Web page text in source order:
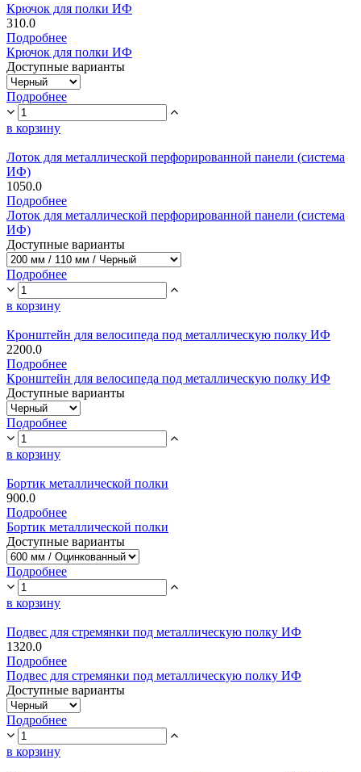
Крючок для полки ИФ
310.0
Подробнее
Крючок для полки ИФ
Доступные варианты
Подробнее
в корзину
Лоток для металлической перфорированной панели (система
ИФ)
1050.0
Подробнее
Лоток для металлической перфорированной панели (система
ИФ)
Доступные варианты
Подробнее
в корзину
Кронштейн для велосипеда под металлическую полку ИФ
2200.0
Подробнее
Кронштейн для велосипеда под металлическую полку ИФ
Доступные варианты
Подробнее
в корзину
Бортик металлической полки
900.0
Подробнее
Бортик металлической полки
Доступные варианты
Подробнее
в корзину
Подвес для стремянки под металлическую полку ИФ
1320.0
Подробнее
Подвес для стремянки под металлическую полку ИФ
Доступные варианты
Подробнее
в корзину